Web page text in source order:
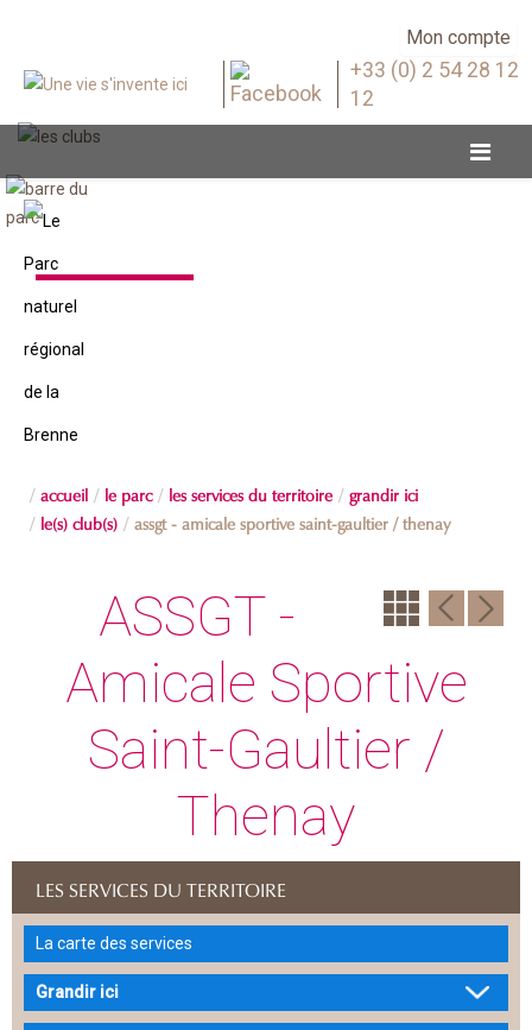
Mon compte
+33 (0) 2 54 28 12
12
accueil le parc les services du territoire grandir ici
le(s) club(s) assgt - amicale sportive saint-gaultier / thenay
ASSGT -
Amicale Sportive
Saint-Gaultier /
Thenay
LES SERVICES DU TERRITOIRE
La carte des services
Grandir ici